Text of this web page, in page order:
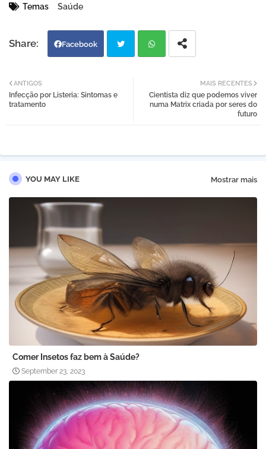
Temas Saúde
Facebook
tter atsa
MAIS RECENTES
Cientista diz que podemos viver
numa Matrix criada por seres do
futuro
ANTIGOS
Infecção por Listeria: Sintomas e
tratamento
YOU MAY LIKE Mostrar mais
Comer Insetos faz bem à Saúde?
September 23, 2023